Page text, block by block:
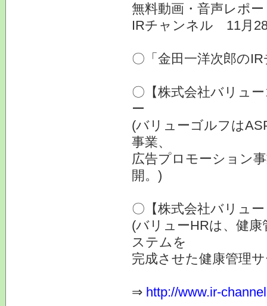
無料動画・音声レポ
IRチャンネル 11月
〇「金田一洋次郎の
〇【株式会社バリュ
ー
(バリューゴルフは
事業、
広告プロモーション
開。)
〇【株式会社バリュ
(バリューHRは、健
ステムを
完成させた健康管理
⇒ http://www.ir-